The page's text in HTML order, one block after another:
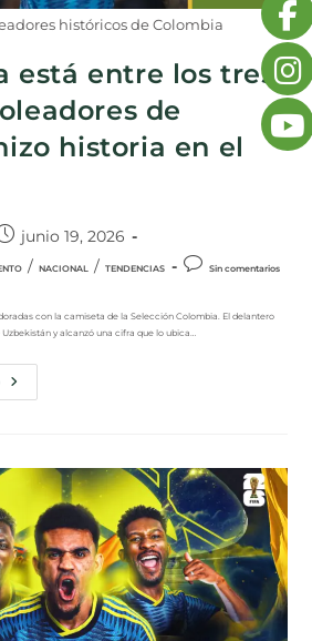
históricos de Colombia
está entre los tres
de
historia en el
junio 19, 2026
/ NACIONAL / TENDENCIAS Sin comentarios
con la camiseta de la Selección Colombia. El delantero
y alcanzó una cifra que lo ubica…